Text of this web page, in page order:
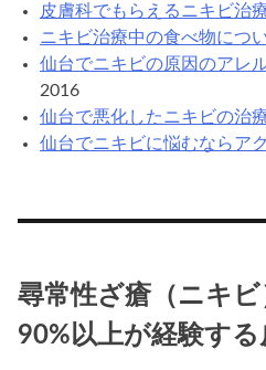
皮膚科でもらえるニキビ治
ニキビ治療中の食べ物につ
仙台でニキビの原因のアレ
2016
仙台で悪化したニキビの治
仙台でニキビに悩むならア
尋常性ざ瘡（ニキ
90%以上が経験する